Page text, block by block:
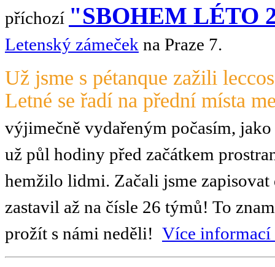
příchozí "SBOHEM LÉTO
Letenský zámeček na Praze 7.
Už jsme s pétanque zažili
Letné se řadí na přední místa
výjimečně vydařeným počasím,
už půl hodiny před začátkem
hemžilo lidmi. Začali jsme zapisovat
zastavil až na čísle 26 týmů! To
prožít s námi neděli! Více informací